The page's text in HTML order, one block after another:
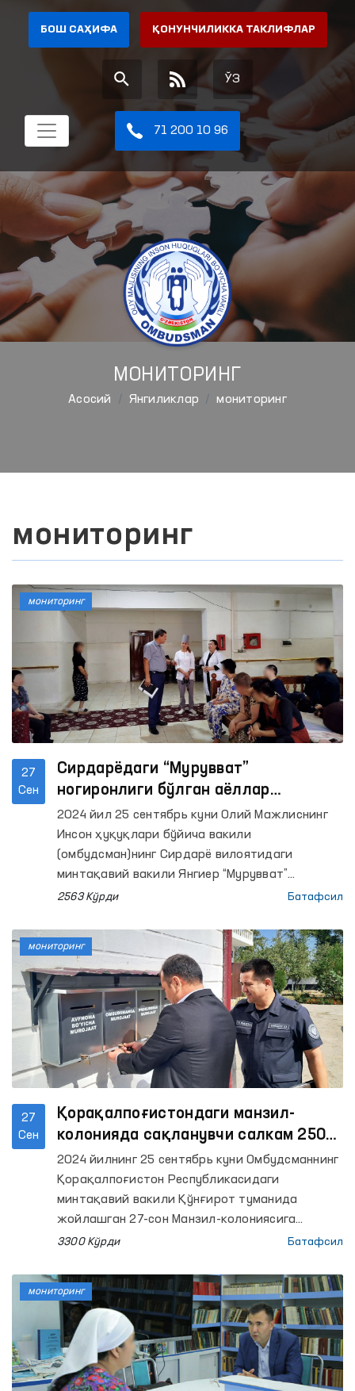
БОШ САҲИФА ҚОНУНЧИЛИККА ТАКЛИФЛАР
ЎЗ
71 200 10 96
МОНИТОРИНГ
Aсосий Янгиликлар мониторинг
мониторинг
27
Сен
Сирдарёдаги “Мурувват”
ногиронлиги бўлган аёллар
интернат уйидаги шароитлар
ўрганилди
2024 йил 25 сентябрь куни Олий Мажлиснинг
Инсон ҳуқуқлари бўйича вакили
(омбудсман)нинг Сирдарё вилоятидаги
минтақавий вакили Янгиер “Мурувват”
ногиронлиги бўлган шахслар учун аёллар
амалга оширди.
2563 Кўрди Батафсил
мониторинг
27
Сен
Қорақалпоғистондаги манзил-
колонияда сақланувчи салкам 250
нафар маҳкумга тузалиш йўлига
ўтганлиги бўйича хулоса берилди
2024 йилнинг 25 сентябрь куни Омбудсманнинг
Қорақалпоғистон Республикасидаги
минтақавий вакили Қўнғирот туманида
жойлашган 27-сон Манзил-колониясига
мониторинг ташрифини амалга ошириб,
шароитларни ўрганди.
3300 Кўрди Батафсил
мониторинг
мониторинг